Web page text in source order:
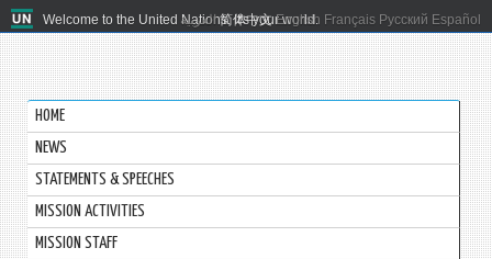
Welcome to the United Nations. It's your world.
العربية 简体中文 English Français Русский Español
HOME
NEWS
STATEMENTS & SPEECHES
MISSION ACTIVITIES
MISSION STAFF